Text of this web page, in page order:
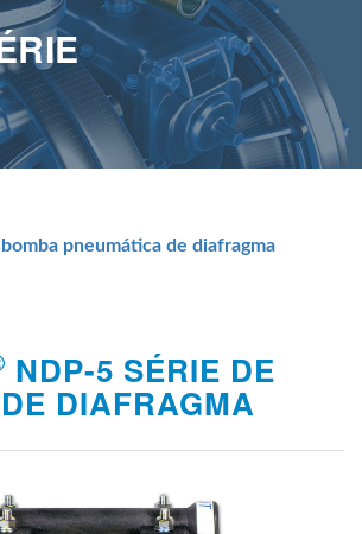
pneumática de diafragma
NDP-5 SÉRIE DE
DIAFRAGMA